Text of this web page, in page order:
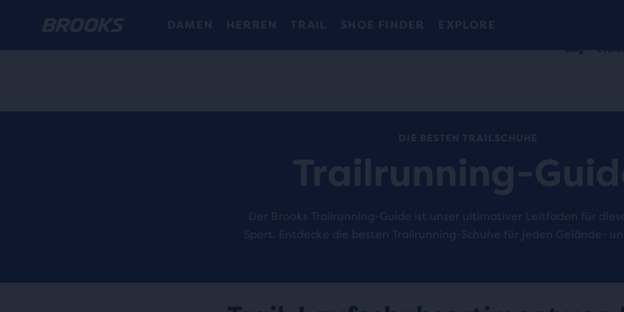
Der brandneue Ghost Amp ist da - Shop
Wir präsentieren die neue Cascadia Kollektion -
Kostenloser Versand für Mitglieder.
Blog
DAMEN HERREN TRAIL SHOE FINDER
EXPLORE
DIE BESTEN TRAILSCHUHE
Trailrunning-
Der Brooks Trailrunning-Guide ist unser ultimativer Leitfaden für
Sport. Entdecke die besten Trailrunning-Schuhe für jeden Gelände-